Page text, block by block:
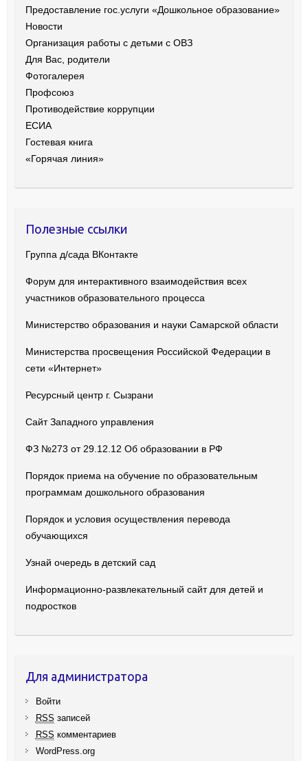
Предоставление гос.услуги «Дошкольное образование»
Новости
Организация работы с детьми с ОВЗ
Для Вас, родители
Фотогалерея
Профсоюз
Противодействие коррупции
ЕСИА
Гостевая книга
«Горячая линия»
Полезные ссылки
Группа д/сада ВКонтакте
Форум для интерактивного взаимодействия всех
участников образовательного процесса
Министерство образования и науки Самарской области
Министерства просвещения Российской Федерации в
сети «Интернет»
Ресурсный центр г. Сызрани
Сайт Западного управления
ФЗ №273 от 29.12.12 Об образовании в РФ
Порядок приема на обучение по образовательным
программам дошкольного образования
Порядок и условия осуществления перевода
обучающихся
Узнай очередь в детский сад
Информационно-развлекательный сайт для детей и
подростков
Для администратора
Войти
RSS записей
RSS комментариев
WordPress.org